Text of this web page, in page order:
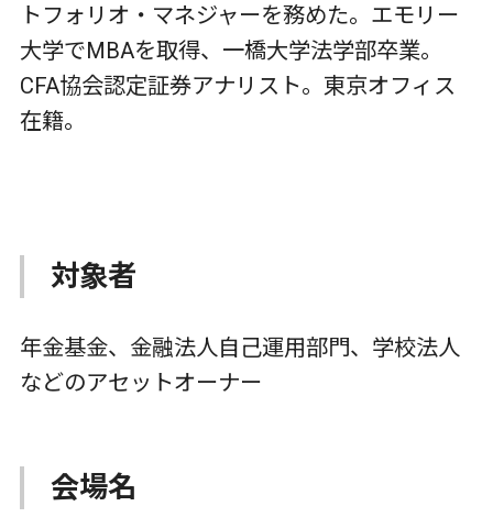
トフォリオ・マネジャーを務めた。エモリー
大学でMBAを取得、一橋大学法学部卒業。
CFA協会認定証券アナリスト。東京オフィス
在籍。
対象者
年金基金、金融法人自己運用部門、学校法人
などのアセットオーナー
会場名